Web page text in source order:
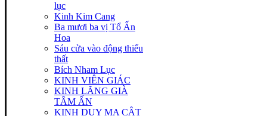
lục
Kinh Kim Cang
Ba mươi ba vị Tổ Ấn
Hoa
Sáu cửa vào động thiếu
thất
Bích Nham Lục
KINH VIÊN GIÁC
KINH LĂNG GIÀ
TÂM ẤN
KINH DUY MA CẬT